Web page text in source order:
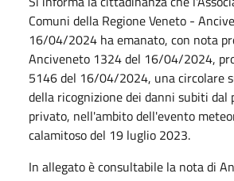
Comuni della Regione Veneto -
16/04/2024 ha emanato, con nota
Anciveneto 1324 del 16/04/2024,
5146 del 16/04/2024, una circolare
della ricognizione dei danni subiti dal
privato, nell'ambito dell'evento
calamitoso del 19 luglio 2023.
In allegato è consultabile la nota di